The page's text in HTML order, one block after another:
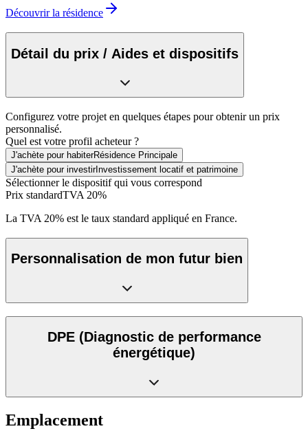
Découvrir la résidence
Détail du prix / Aides et dispositifs
Configurez votre projet en quelques étapes pour obtenir un prix
personnalisé.
Quel est votre profil acheteur ?
J'achète pour habiterRésidence Principale
J'achète pour investirInvestissement locatif et patrimoine
Sélectionner le dispositif qui vous correspond
Prix standardTVA 20%
La TVA 20% est le taux standard appliqué en France.
Personnalisation de mon futur bien
DPE (Diagnostic de performance
énergétique)
Emplacement